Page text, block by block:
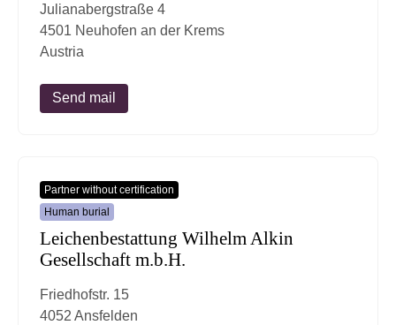
Julianabergstraße 4
4501 Neuhofen an der Krems
Austria
Send mail
Partner without certification
Human burial
Leichenbestattung Wilhelm Alkin
Gesellschaft m.b.H.
Friedhofstr. 15
4052 Ansfelden